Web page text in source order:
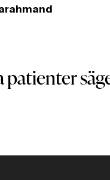
patienter